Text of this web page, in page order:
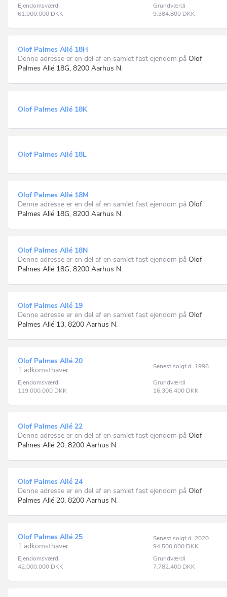
Ejendomsværdi
61.000.000 DKK
Grundværdi
9.384.800 DKK
Olof Palmes Allé 18H
Denne adresse er en del af en samlet fast ejendom på Olof
Palmes Allé 18G, 8200 Aarhus N.
Olof Palmes Allé 18K
Olof Palmes Allé 18L
Olof Palmes Allé 18M
Denne adresse er en del af en samlet fast ejendom på Olof
Palmes Allé 18G, 8200 Aarhus N.
Olof Palmes Allé 18N
Denne adresse er en del af en samlet fast ejendom på Olof
Palmes Allé 18G, 8200 Aarhus N.
Olof Palmes Allé 19
Denne adresse er en del af en samlet fast ejendom på Olof
Palmes Allé 13, 8200 Aarhus N.
Olof Palmes Allé 20
1 adkomsthaver
Senest solgt d. 1996
Ejendomsværdi
119.000.000 DKK
Grundværdi
16.306.400 DKK
Olof Palmes Allé 22
Denne adresse er en del af en samlet fast ejendom på Olof
Palmes Allé 20, 8200 Aarhus N.
Olof Palmes Allé 24
Denne adresse er en del af en samlet fast ejendom på Olof
Palmes Allé 20, 8200 Aarhus N.
Olof Palmes Allé 25
1 adkomsthaver
Senest solgt d. 2020
94.500.000 DKK
Ejendomsværdi
42.000.000 DKK
Grundværdi
7.782.400 DKK